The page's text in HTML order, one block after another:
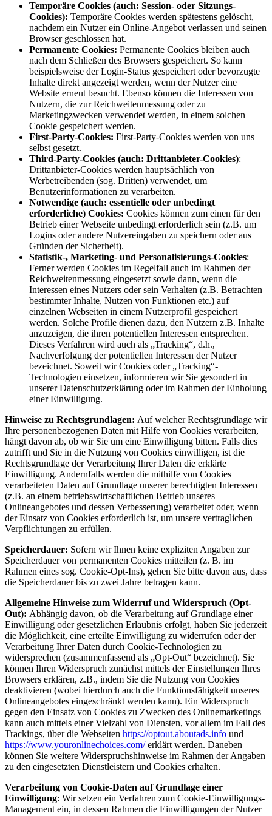
Temporäre Cookies (auch: Session- oder Sitzungs-
Cookies): Temporäre Cookies werden spätestens gelöscht,
nachdem ein Nutzer ein Online-Angebot verlassen und seinen
Browser geschlossen hat.
Permanente Cookies: Permanente Cookies bleiben auch
nach dem Schließen des Browsers gespeichert. So kann
beispielsweise der Login-Status gespeichert oder bevorzugte
Inhalte direkt angezeigt werden, wenn der Nutzer eine
Website erneut besucht. Ebenso können die Interessen von
Nutzern, die zur Reichweitenmessung oder zu
Marketingzwecken verwendet werden, in einem solchen
Cookie gespeichert werden.
First-Party-Cookies: First-Party-Cookies werden von uns
selbst gesetzt.
Third-Party-Cookies (auch: Drittanbieter-Cookies):
Drittanbieter-Cookies werden hauptsächlich von
Werbetreibenden (sog. Dritten) verwendet, um
Benutzerinformationen zu verarbeiten.
Notwendige (auch: essentielle oder unbedingt
erforderliche) Cookies: Cookies können zum einen für den
Betrieb einer Webseite unbedingt erforderlich sein (z.B. um
Logins oder andere Nutzereingaben zu speichern oder aus
Gründen der Sicherheit).
Statistik-, Marketing- und Personalisierungs-Cookies:
Ferner werden Cookies im Regelfall auch im Rahmen der
Reichweitenmessung eingesetzt sowie dann, wenn die
Interessen eines Nutzers oder sein Verhalten (z.B. Betrachten
bestimmter Inhalte, Nutzen von Funktionen etc.) auf
einzelnen Webseiten in einem Nutzerprofil gespeichert
werden. Solche Profile dienen dazu, den Nutzern z.B. Inhalte
anzuzeigen, die ihren potentiellen Interessen entsprechen.
Dieses Verfahren wird auch als „Tracking“, d.h.,
Nachverfolgung der potentiellen Interessen der Nutzer
bezeichnet. Soweit wir Cookies oder „Tracking“-
Technologien einsetzen, informieren wir Sie gesondert in
unserer Datenschutzerklärung oder im Rahmen der Einholung
einer Einwilligung.
Hinweise zu Rechtsgrundlagen: Auf welcher Rechtsgrundlage wir
Ihre personenbezogenen Daten mit Hilfe von Cookies verarbeiten,
hängt davon ab, ob wir Sie um eine Einwilligung bitten. Falls dies
zutrifft und Sie in die Nutzung von Cookies einwilligen, ist die
Rechtsgrundlage der Verarbeitung Ihrer Daten die erklärte
Einwilligung. Andernfalls werden die mithilfe von Cookies
verarbeiteten Daten auf Grundlage unserer berechtigten Interessen
(z.B. an einem betriebswirtschaftlichen Betrieb unseres
Onlineangebotes und dessen Verbesserung) verarbeitet oder, wenn
der Einsatz von Cookies erforderlich ist, um unsere vertraglichen
Verpflichtungen zu erfüllen.
Speicherdauer: Sofern wir Ihnen keine expliziten Angaben zur
Speicherdauer von permanenten Cookies mitteilen (z. B. im
Rahmen eines sog. Cookie-Opt-Ins), gehen Sie bitte davon aus, dass
die Speicherdauer bis zu zwei Jahre betragen kann.
Allgemeine Hinweise zum Widerruf und Widerspruch (Opt-
Out): Abhängig davon, ob die Verarbeitung auf Grundlage einer
Einwilligung oder gesetzlichen Erlaubnis erfolgt, haben Sie jederzeit
die Möglichkeit, eine erteilte Einwilligung zu widerrufen oder der
Verarbeitung Ihrer Daten durch Cookie-Technologien zu
widersprechen (zusammenfassend als „Opt-Out“ bezeichnet). Sie
können Ihren Widerspruch zunächst mittels der Einstellungen Ihres
Browsers erklären, z.B., indem Sie die Nutzung von Cookies
deaktivieren (wobei hierdurch auch die Funktionsfähigkeit unseres
Onlineangebotes eingeschränkt werden kann). Ein Widerspruch
gegen den Einsatz von Cookies zu Zwecken des Onlinemarketings
kann auch mittels einer Vielzahl von Diensten, vor allem im Fall des
Trackings, über die Webseiten https://optout.aboutads.info und
https://www.youronlinechoices.com/erklärt werden. Daneben
können Sie weitere Widerspruchshinweise im Rahmen der Angaben
zu den eingesetzten Dienstleistern und Cookies erhalten.
Verarbeitung von Cookie-Daten auf Grundlage einer
Einwilligung: Wir setzen ein Verfahren zum Cookie-Einwilligungs-
Management ein, in dessen Rahmen die Einwilligungen der Nutzer